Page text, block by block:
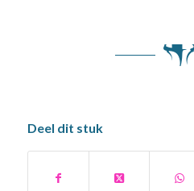
Deel dit stuk